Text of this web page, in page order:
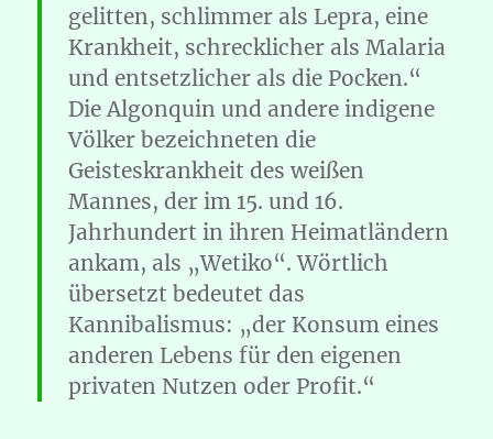
gelitten, schlimmer als Lepra, eine
Krankheit, schrecklicher als Malaria
und entsetzlicher als die Pocken.“
Die Algonquin und andere indigene
Völker bezeichneten die
Geisteskrankheit des weißen
Mannes, der im 15. und 16.
Jahrhundert in ihren Heimatländern
ankam, als „Wetiko“. Wörtlich
übersetzt bedeutet das
Kannibalismus: „der Konsum eines
anderen Lebens für den eigenen
privaten Nutzen oder Profit.“